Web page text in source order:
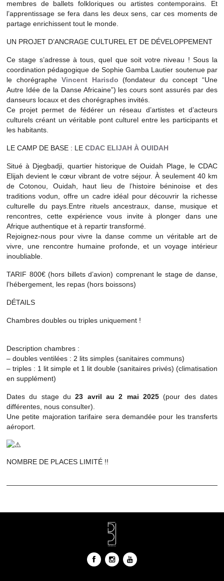
membres de ballets folkloriques ou artistes contemporains. Et
l’apprentissage se fera dans les deux sens, car ces moments de
partage enrichissent tout le monde.
UN PROJET D’ANCRAGE CULTUREL ET DE DÉVELOPPEMENT
Ce stage s’adresse à tous, quel que soit votre niveau ! Sous la
coordination pédagogique de Sophie Gamba Lautier soutenue par
le chorégraphe Vincent Harisdo (fondateur du concept “Une
Autre Idée de la Danse Africaine”) les cours sont assurés par des
danseurs locaux et des chorégraphes invités.
Ce projet permet de fédérer un réseau d’artistes et d’acteurs
culturels créant un véritable pont culturel entre les participants et
les habitants.
LE CAMP DE BASE : LE CDAC ELIJAH À OUIDAH
Situé à Djegbadji, quartier historique de Ouidah Plage, le CDAC
Elijah devient le cœur vibrant de votre séjour. À seulement 40 km
de Cotonou, Ouidah, haut lieu de l’histoire béninoise et des
traditions vodun, offre un cadre idéal pour découvrir la richesse
culturelle du pays.Entre rituels ancestraux, danse, musique et
rencontres, cette expérience vous invite à plonger dans une
Afrique authentique et à repartir transformé.
Rejoignez-nous pour vivre la danse comme un véritable art de
vivre, une rencontre humaine profonde, et un voyage intérieur
inoubliable.
TARIF 800€ (hors billets d’avion) comprenant le stage de danse,
l’hébergement, les repas (hors boissons)
DÉTAILS
Chambres doubles ou triples uniquement !
Description chambres :
– doubles ventilées : 2 lits simples (sanitaires communs)
– triples : 1 lit simple et 1 lit double (sanitaires privés) (climatisation
en supplément)
Dates du stage du23 avril au 2 mai 2025(pour des dates
différentes, nous consulter).
Une petite majoration tarifaire sera demandée pour les transferts
aéroport.
NOMBRE DE PLACES LIMITÉ !!